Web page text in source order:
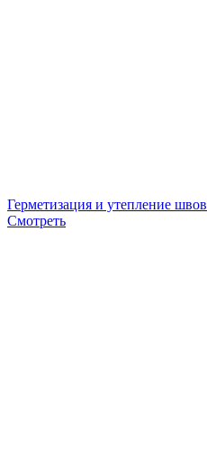
Герметизация и утепление швов
Смотреть